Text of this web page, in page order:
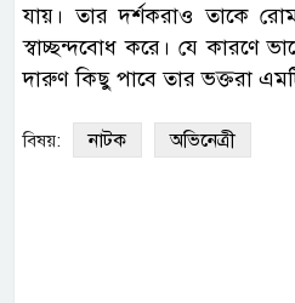
যায়। তার দর্শকরাও তাকে
স্বাচ্ছন্দবোধ করে। যে কারণে
দারুণ কিছু পাবে তার ভক্তরা
বিষয়: নাটক অভিনেত্রী